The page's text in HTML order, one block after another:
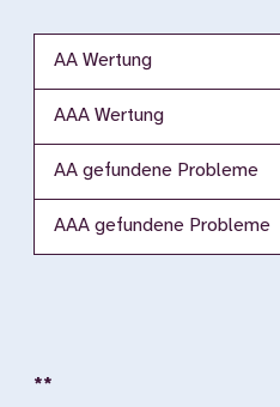
AA Wertung
AAA Wertung
AA gefundene Probleme
AAA gefundene Probleme
**